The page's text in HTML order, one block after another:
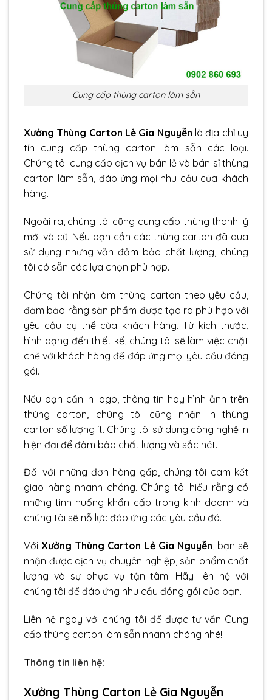
Cung cấp thùng carton làm sẵn
Xưởng Thùng Carton Lẻ Gia Nguyễn là địa chỉ uy
tín cung cấp thùng carton làm sẵn các loại.
Chúng tôi cung cấp dịch vụ bán lẻ và bán sỉ thùng
carton làm sẵn, đáp ứng mọi nhu cầu của khách
hàng.
Ngoài ra, chúng tôi cũng cung cấp thùng thanh lý
mới và cũ. Nếu bạn cần các thùng carton đã qua
sử dụng nhưng vẫn đảm bảo chất lượng, chúng
tôi có sẵn các lựa chọn phù hợp.
Chúng tôi nhận làm thùng carton theo yêu cầu
đảm bảo rằng sản phẩm được tạo ra phù hợp với
yêu cầu cụ thể của khách hàng. Từ kích thước,
hình dạng đến thiết kế, chúng tôi sẽ làm việc chặt
chẽ với khách hàng để đáp ứng mọi yêu cầu đóng
gói.
Nếu bạn cần in logo, thông tin hay hình ảnh trên
thùng carton, chúng tôi cũng nhận in thùng
carton số lượng ít. Chúng tôi sử dụng công nghệ in
hiện đại để đảm bảo chất lượng và sắc nét.
Đối với những đơn hàng gấp, chúng tôi cam kết
giao hàng nhanh chóng. Chúng tôi hiểu rằng có
những tình huống khẩn cấp trong kinh doanh và
chúng tôi sẽ nỗ lực đáp ứng các yêu cầu đó.
Với Xưởng Thùng Carton Lẻ Gia Nguyễn, bạn sẽ
nhận được dịch vụ chuyên nghiệp, sản phẩm chất
lượng và sự phục vụ tận tâm. Hãy liên hệ với
chúng tôi để đáp ứng nhu cầu đóng gói của bạn.
Liên hệ ngay với chúng tôi để được tư vấn Cung
cấp thùng carton làm sẵn nhanh chóng nhé!
Thông tin liên hệ:
Xưởng Thùng Carton Lẻ Gia Nguyễn